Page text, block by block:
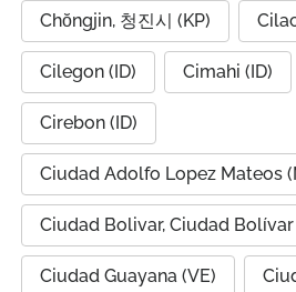
Chŏngjin, 청진시 (KP)
Cilegon (ID) Cimahi (ID)
Cirebon (ID)
Ciudad Adolfo Lopez Mateos
Ciudad Bolivar, Ciudad Bolívar
Ciudad Guayana (VE)